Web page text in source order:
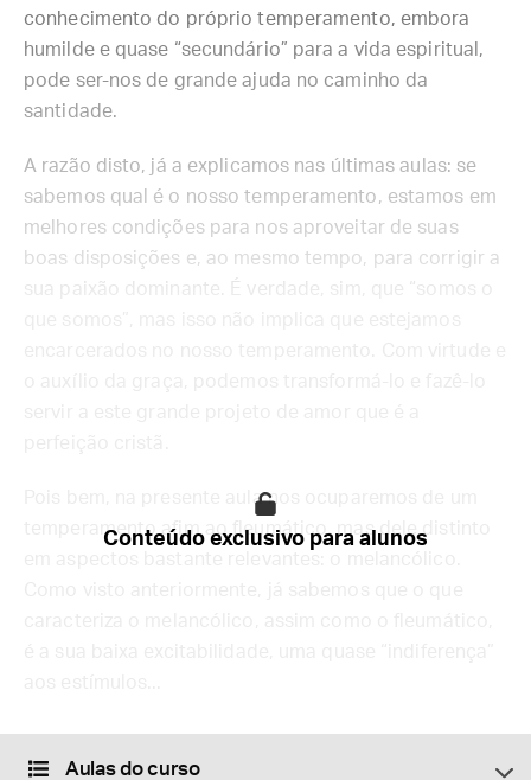
conhecimento do próprio temperamento, embora
humilde e quase “secundário” para a vida espiritual,
pode ser-nos de grande ajuda no caminho da
santidade.
A razão disto, já a explicamos nas últimas aulas: se
sabemos qual é o nosso temperamento, estamos em
melhores condições para nos aproveitar de suas
boas disposições e, ao mesmo tempo, para corrigir a
sua paixão dominante. É verdade, sim, que “somos o
Pois bem, na presente aula nos ocuparemos de um
temperamento afim ao fleumático, mas dele distinto
Conteúdo exclusivo para alunos
Aulas do curso